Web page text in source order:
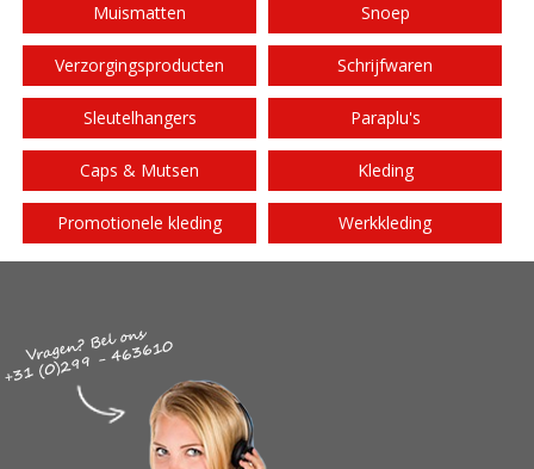
Muismatten Snoep
Verzorgingsproducten Schrijfwaren
Sleutelhangers Paraplu's
Caps & Mutsen Kleding
Promotionele kleding Werkkleding